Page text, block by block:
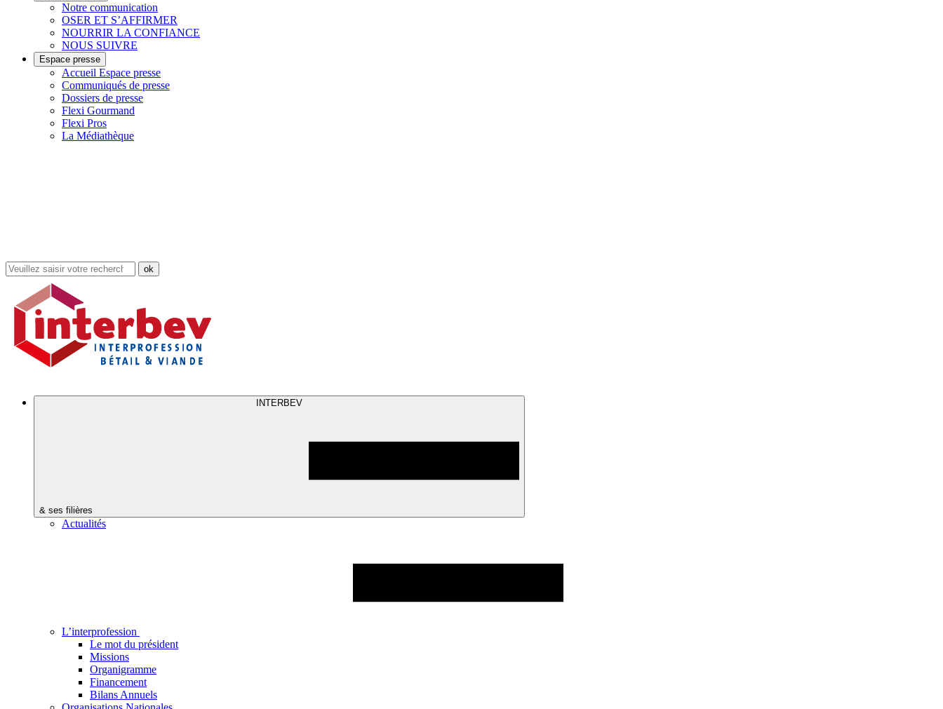
Notre communication
OSER ET S’AFFIRMER
NOURRIR LA CONFIANCE
NOUS SUIVRE
Espace presse
Accueil Espace presse
Communiqués de presse
Dossiers de presse
Flexi Gourmand
Flexi Pros
La Médiathèque
Rechercher
dans
site
INTERBEV
& ses filières
Actualités
L’interprofession
Le mot du président
Missions
Organigramme
Financement
Bilans Annuels